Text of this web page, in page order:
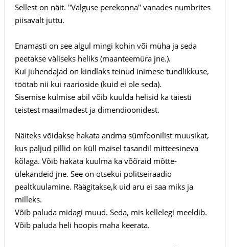
Sellest on näit. "Valguse perekonna" vanades numbrites
piisavalt juttu.
Enamasti on see algul mingi kohin või müha ja seda
peetakse väliseks heliks (maanteemüra jne.).
Kui juhendajad on kindlaks teinud inimese tundlikkuse,
töötab nii kui raarioside (kuid ei ole seda).
Sisemise kulmise abil võib kuulda helisid ka täiesti
teistest maailmadest ja dimendioonidest.
Näiteks võidakse hakata andma sümfoonilist muusikat,
kus paljud pillid on küll maisel tasandil mitteesineva
kõlaga. Võib hakata kuulma ka võõraid mõtte-
ülekandeid jne. See on otsekui politseiraadio
pealtkuulamine. Räägitakse,k uid aru ei saa miks ja
milleks.
Võib paluda midagi muud. Seda, mis kellelegi meeldib.
Võib paluda heli hoopis maha keerata.